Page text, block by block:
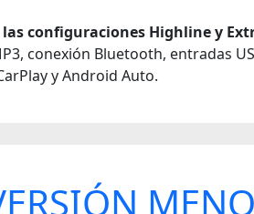
configuraciones Highline y
conexión Bluetooth, entradas
y Android Auto.